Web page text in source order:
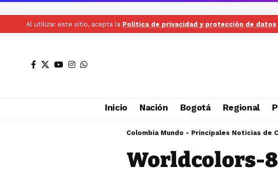
Al utilizar este sitio, acepta la Politica de privacidad y protección de datos
Inicio Nación Bogotá Regional
Colombia Mundo - Principales Noticias de
Worldcolors-8